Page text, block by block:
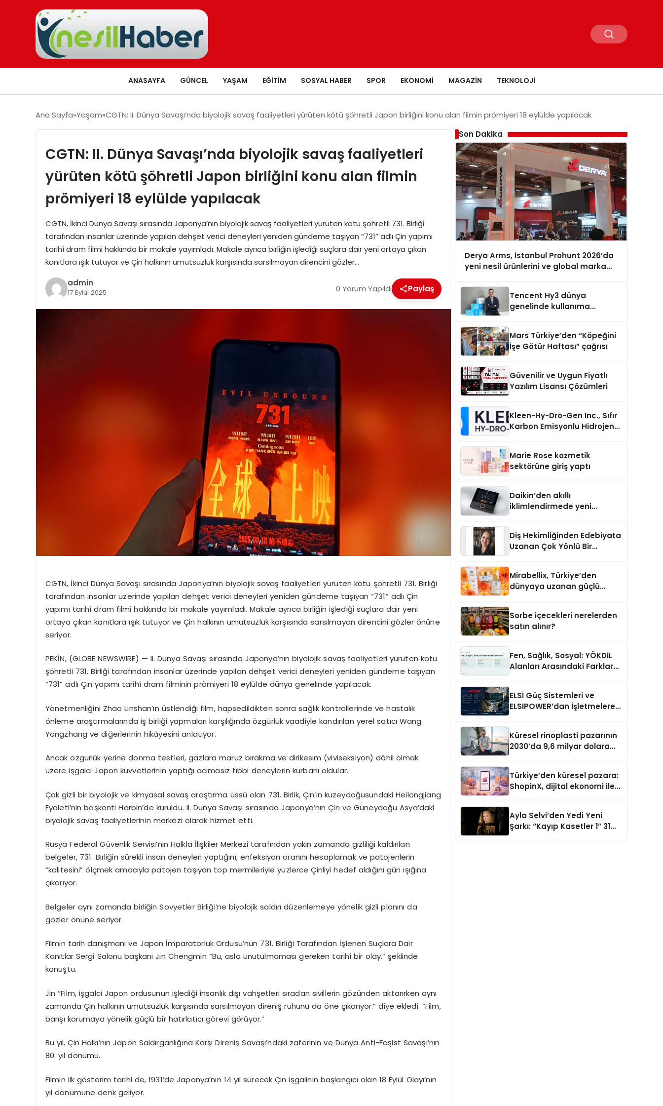
ANASAYFA GÜNCEL YAŞAM EĞITIM SOSYAL HABER SPOR EKONOMI MAGAZIN TEKNOLOJI
Ana Sayfa Yaşam CGTN: II. Dünya Savaşı’nda biyolojik savaş faaliyetleri yürüten kötü şöhretli Japon birliğini konu alan filmin prömiyeri 18 eylülde yapılacak
CGTN: II. Dünya Savaşı’nda biyolojik savaş faaliyetleri
yürüten kötü şöhretli Japon birliğini konu alan filmin
prömiyeri 18 eylülde yapılacak
CGTN, İkinci Dünya Savaşı sırasında Japonya’nın biyolojik savaş faaliyetleri yürüten kötü şöhretli 731. Birliği
tarafından insanlar üzerinde yapılan dehşet verici deneyleri yeniden gündeme taşıyan “731” adlı Çin yapımı
tarihî dram filmi hakkında bir makale yayımladı. Makale ayrıca birliğin işlediği suçlara dair yeni ortaya çıkan
kanıtlara ışık tutuyor ve Çin halkının umutsuzluk karşısında sarsılmayan direncini gözler…
admin
17 Eylül 2025 0 Yorum Yapıldı Paylaş
CGTN, İkinci Dünya Savaşı sırasında Japonya’nın biyolojik savaş faaliyetleri yürüten kötü şöhretli 731. Birliği
tarafından insanlar üzerinde yapılan dehşet verici deneyleri yeniden gündeme taşıyan “731” adlı Çin
yapımı tarihî dram filmi hakkında bir makale yayımladı. Makale ayrıca birliğin işlediği suçlara dair yeni
ortaya çıkan kanıtlara ışık tutuyor ve Çin halkının umutsuzluk karşısında sarsılmayan direncini gözler önüne
seriyor.
PEKİN, (GLOBE NEWSWIRE) — II. Dünya Savaşı sırasında Japonya’nın biyolojik savaş faaliyetleri yürüten kötü
şöhretli 731. Birliği tarafından insanlar üzerinde yapılan dehşet verici deneyleri yeniden gündeme taşıyan
“731” adlı Çin yapımı tarihî dram filminin prömiyeri 18 eylülde dünya genelinde yapılacak.
Yönetmenliğini Zhao Linshan’ın üstlendiği film, hapsedildikten sonra sağlık kontrollerinde ve hastalık
önleme araştırmalarında iş birliği yapmaları karşılığında özgürlük vaadiyle kandırılan yerel satıcı Wang
Yongzhang ve diğerlerinin hikâyesini anlatıyor.
Ancak özgürlük yerine donma testleri, gazlara maruz bırakma ve dirikesim (viviseksiyon) dâhil olmak
üzere işgalci Japon kuvvetlerinin yaptığı acımasız tıbbi deneylerin kurbanı oldular.
Çok gizli bir biyolojik ve kimyasal savaş araştırma üssü olan 731. Birlik, Çin’in kuzeydoğusundaki Heilongjiang
Eyaleti’nin başkenti Harbin’de kuruldu. II. Dünya Savaşı sırasında Japonya’nın Çin ve Güneydoğu Asya’daki
biyolojik savaş faaliyetlerinin merkezi olarak hizmet etti.
Rusya Federal Güvenlik Servisi’nin Halkla İlişkiler Merkezi tarafından yakın zamanda gizliliği kaldırılan
belgeler, 731. Birliğin sürekli insan deneyleri yaptığını, enfeksiyon oranını hesaplamak ve patojenlerin
“kalitesini” ölçmek amacıyla patojen taşıyan top mermileriyle yüzlerce Çinliyi hedef aldığını gün ışığına
çıkarıyor.
Belgeler aynı zamanda birliğin Sovyetler Birliği’ne biyolojik saldırı düzenlemeye yönelik gizli planını da
gözler önüne seriyor.
Filmin tarih danışmanı ve Japon İmparatorluk Ordusu’nun 731. Birliği Tarafından İşlenen Suçlara Dair
Kanıtlar Sergi Salonu başkanı Jin Chengmin “Bu, asla unutulmaması gereken tarihî bir olay.” şeklinde
konuştu.
Jin “Film, işgalci Japon ordusunun işlediği insanlık dışı vahşetleri sıradan sivillerin gözünden aktarırken aynı
zamanda Çin halkının umutsuzluk karşısında sarsılmayan direniş ruhunu da öne çıkarıyor.” diye ekledi. “Film,
barışı korumaya yönelik güçlü bir hatırlatıcı görevi görüyor.”
Bu yıl, Çin Halkı’nın Japon Saldırganlığına Karşı Direniş Savaşı’ndaki zaferinin ve Dünya Anti-Faşist Savaşı’nın
80. yıl dönümü.
Filmin ilk gösterim tarihi de, 1931’de Japonya’nın 14 yıl sürecek Çin işgalinin başlangıcı olan 18 Eylül Olayı’nın
yıl dönümüne denk geliyor.
Son Dakika
Derya Arms, İstanbul Prohunt 2026’da
yeni nesil ürünlerini ve global marka
Tencent Hy3 dünya
genelinde kullanıma
Mars Türkiye’den “Köpeğini
İşe Götür Haftası” çağrısı
Güvenilir ve Uygun Fiyatlı
Yazılım Lisansı Çözümleri
Kleen-Hy-Dro-Gen Inc., Sıfır
Karbon Emisyonlu Hidrojen
Aldı
Marie Rose kozmetik
sektörüne giriş yaptı
Daikin’den akıllı
iklimlendirmede yeni
Diş Hekimliğinden Edebiyata
Uzanan Çok Yönlü Bir
Mirabellix, Türkiye’den
dünyaya uzanan güçlü
Sorbe içecekleri nerelerden
satın alınır?
Fen, Sağlık, Sosyal: YÖKDİL
Alanları Arasındaki Farklar
ELSİ Güç Sistemleri ve
ELSIPOWER’dan İşletmelere
Küresel rinoplasti pazarının
2030’da 9,6 milyar dolara
Türkiye’den küresel pazara:
ShopinX, dijital ekonomi ile
Ayla Selvi’den Yedi Yeni
Şarkı: “Kayıp Kasetler 1” 31